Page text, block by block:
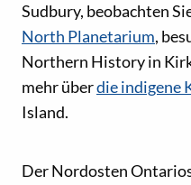
Sudbury, beobachten
North Planetarium,
Northern History in
mehr überdie indigene
Island.
Social-Media-
Der Nordosten